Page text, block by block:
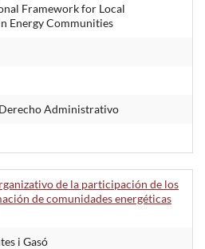
Framework for Local
Energy Communities
Administrativo
de la participación de los
de comunidades energéticas
i Gasó